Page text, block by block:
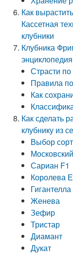
Как
Кассетная
клубники
Клубника
Страсти
Правила
Как
Как сделать
клубнику из
Выбор
Сариан F1
Королева
Гигантелла
Женева
Зефир
Тристар
Диамант
Дукат